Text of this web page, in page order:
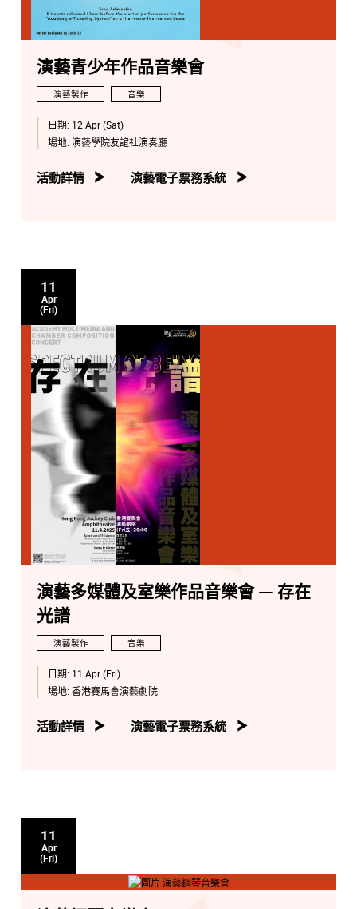
演藝青少年作品音樂會
演藝製作 音樂
日期: 12 Apr (Sat)
場地: 演藝學院友誼社演奏廳
活動詳情 演藝電子票務系統
11
Apr
(Fri)
演藝多媒體及室樂作品音樂會 — 存在
光譜
演藝製作 音樂
日期: 11 Apr (Fri)
場地: 香港賽馬會演藝劇院
活動詳情 演藝電子票務系統
11
Apr
(Fri)